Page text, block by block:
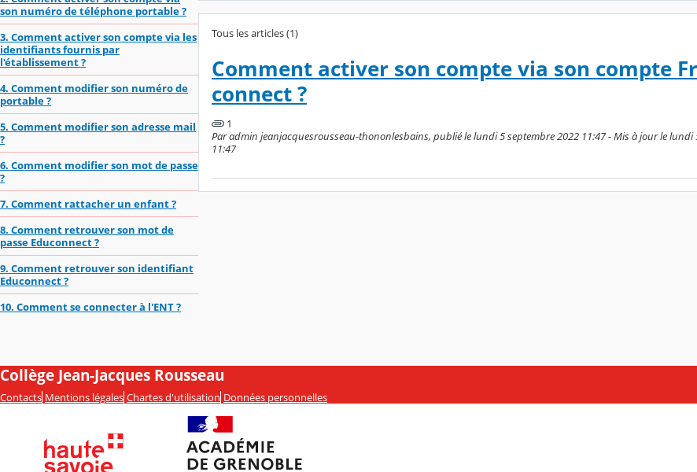
son numéro de téléphone portable ?
3. Comment activer son compte via les
identifiants fournis par
l'établissement ?
4. Comment modifier son numéro de
portable ?
5. Comment modifier son adresse mail
?
6. Comment modifier son mot de passe
?
7. Comment rattacher un enfant ?
8. Comment retrouver son mot de
passe Educonnect ?
9. Comment retrouver son identifiant
Educonnect ?
10. Comment se connecter à l'ENT ?
Tous les articles (1)
Comment activer son compte via son compte
connect ?
1
Par admin jeanjacquesrousseau-thononlesbains, publié le lundi 5 septembre 2022 11:47 - Mis à jour le lundi
11:47
Collège Jean-Jacques Rousseau
Contacts Mentions légales Chartes d'utilisation Données personnelles